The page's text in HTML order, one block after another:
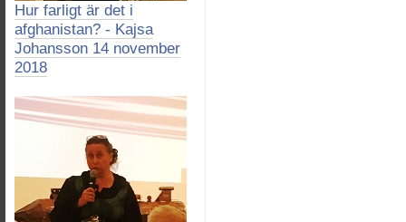
Hur farligt är det i
afghanistan? - Kajsa
Johansson 14 november
2018